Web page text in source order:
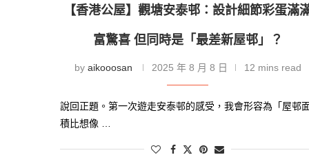
【香港公屋】觀塘安泰邨：設計細節彩蛋滿
富驚喜 但同時是「最差新屋邨」？
by aikooosan 2025 年 8 月 8 日 12 mins read
說回正題。第一次遊走安泰邨的感受，我會形容為「屋邨
積比想像 …